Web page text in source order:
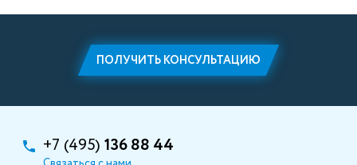
ПОЛУЧИТЬ КОНСУЛЬТАЦИЮ
+7 (495) 136 88 44